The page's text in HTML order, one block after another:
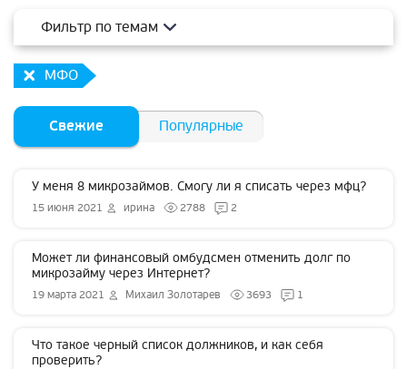
МФО
Свежие Популярные
У меня 8 микрозаймов. Смогу ли я списать через мфц?
15 июня 2021 ирина 2788 2
Может ли финансовый омбудсмен отменить долг по
микрозайму через Интернет?
19 марта 2021 Михаил Золотарев 3693 1
Что такое черный список должников, и как себя
проверить?
Фильтр по темам